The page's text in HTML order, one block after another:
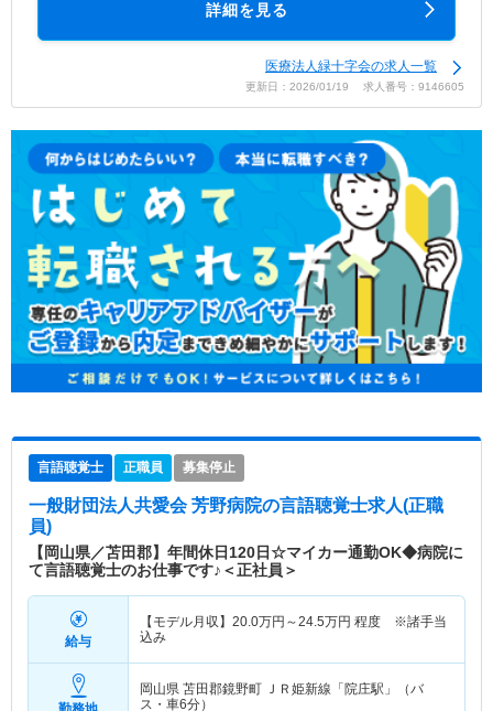
詳細を見る
医療法人緑十字会の求人一覧
更新日：2026/01/19 求人番号：9146605
言語聴覚士 正職員 募集停止
一般財団法人共愛会 芳野病院の言語聴覚士求人(正職
員)
【岡山県／苫田郡】年間休日120日☆マイカー通勤OK◆病院に
て言語聴覚士のお仕事です♪＜正社員＞
給与
【モデル月収】 20.0万円～24.5万円 程度 ※諸手当
込み
岡山県 苫田郡鏡野町 ＪＲ姫新線「院庄駅」（バ
ス・車6分）